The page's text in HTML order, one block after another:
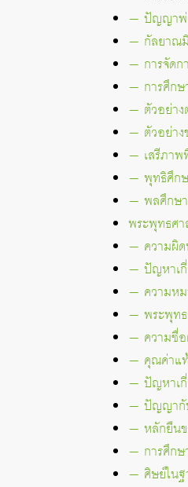
— ปัญญาพ่
— กัลยาณมิ
— การจัด
— การศึกษ
— ตัวอย่าง
— ตัวอย่าง
— เสรีภาพ
— พุทธิศึกษ
— พลศึกษา
พระพุทธศ
— ความผิด
— ปัญหาเกี่
— ความหม
— พระพุทธ
— ความซื่อ
— คุณค่าแ
— ปัญหาเกี่
— ปัญญากั
— หลักยืน
— การศึกษ
— ศิษย์ในฐ